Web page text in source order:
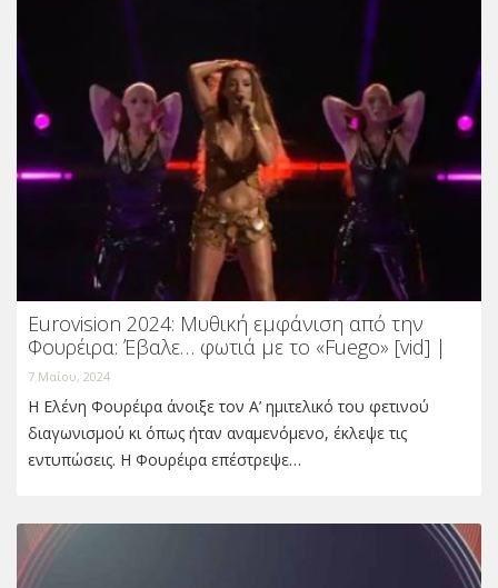
Eurovision 2024: Μυθική εμφάνιση από την
Φουρέιρα: Έβαλε… φωτιά με το «Fuego» [vid] |
7 Μαΐου, 2024
Η Ελένη Φουρέιρα άνοιξε τον Α’ ημιτελικό του φετινού
διαγωνισμού κι όπως ήταν αναμενόμενο, έκλεψε τις
εντυπώσεις. Η Φουρέιρα επέστρεψε…